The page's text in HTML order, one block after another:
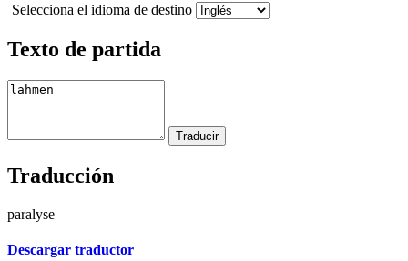
Selecciona el idioma de destino
Texto de partida
Traducción
paralyse
Descargar traductor